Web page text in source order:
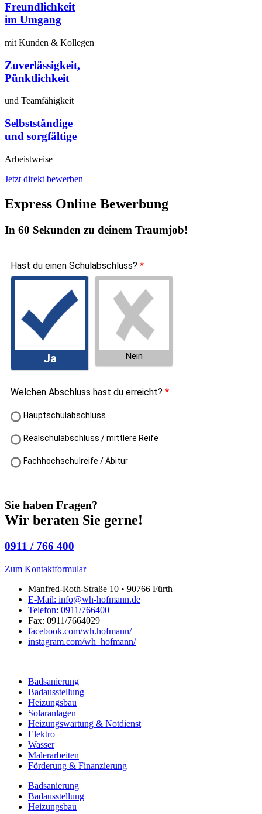
Freundlichkeit
im Umgang
mit Kunden & Kollegen
Zuverlässigkeit,
Pünktlichkeit
und Teamfähigkeit
Selbstständige
und sorgfältige
Arbeistweise
Jetzt direkt bewerben
Express Online Bewerbung
In 60 Sekunden zu deinem Traumjob!
Sie haben Fragen?
Wir beraten Sie gerne!
0911 / 766 400
Zum Kontaktformular
Manfred-Roth-Straße 10 • 90766 Fürth
E-Mail: info@wh-hofmann.de
Telefon: 0911/766400
Fax: 0911/7664029
facebook.com/wh.hofmann/
instagram.com/wh_hofmann/
Badsanierung
Badausstellung
Heizungsbau
Solaranlagen
Heizungswartung & Notdienst
Elektro
Wasser
Malerarbeiten
Förderung & Finanzierung
Badsanierung
Badausstellung
Heizungsbau